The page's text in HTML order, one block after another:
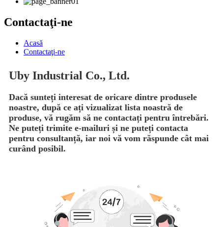
Contactaţi-ne
Acasă
Contactaţi-ne
Uby Industrial Co., Ltd.
Dacă sunteți interesat de oricare dintre produsele
noastre, după ce ați vizualizat lista noastră de
produse, vă rugăm să ne contactați pentru întrebări.
Ne puteți trimite e-mailuri și ne puteți contacta
pentru consultanță, iar noi vă vom răspunde cât mai
curând posibil.